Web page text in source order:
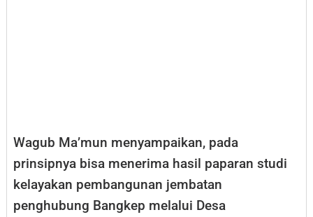
Wagub Ma’mun menyampaikan, pada
prinsipnya bisa menerima hasil paparan studi
kelayakan pembangunan jembatan
penghubung Bangkep melalui Desa